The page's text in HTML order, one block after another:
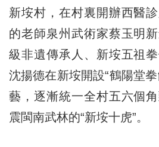
新垵村，在村裏開辦西醫
的老師泉州武術家蔡玉明
級非遺傳承人、新垵五祖
沈揚德在新垵開設“鶴陽堂
藝，逐漸統一全村五六個
震閩南武林的“新垵十虎”。